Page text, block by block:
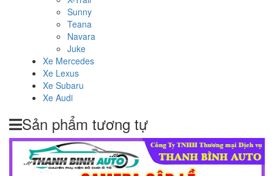
Sunny
Teana
Navara
Juke
Xe Mercedes
Xe Lexus
Xe Subaru
Xe Audi
Sản phẩm tương tự